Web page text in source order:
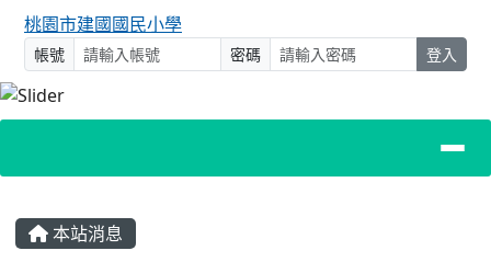
桃園市建國國民小學
帳號 密碼 登入
主內容區域
本站消息